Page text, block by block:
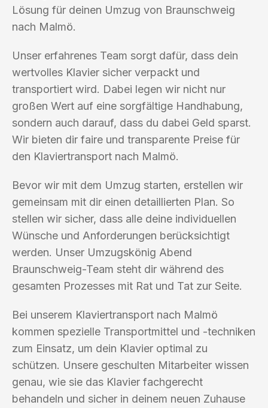
Lösung für deinen Umzug von Braunschweig
nach Malmö.
Unser erfahrenes Team sorgt dafür, dass dein
wertvolles Klavier sicher verpackt und
transportiert wird. Dabei legen wir nicht nur
großen Wert auf eine sorgfältige Handhabung,
sondern auch darauf, dass du dabei Geld sparst.
Wir bieten dir faire und transparente Preise für
den Klaviertransport nach Malmö.
Bevor wir mit dem Umzug starten, erstellen wir
gemeinsam mit dir einen detaillierten Plan. So
stellen wir sicher, dass alle deine individuellen
Wünsche und Anforderungen berücksichtigt
werden. Unser Umzugskönig Abend
Braunschweig-Team steht dir während des
gesamten Prozesses mit Rat und Tat zur Seite.
Bei unserem Klaviertransport nach Malmö
kommen spezielle Transportmittel und -techniken
zum Einsatz, um dein Klavier optimal zu
schützen. Unsere geschulten Mitarbeiter wissen
genau, wie sie das Klavier fachgerecht
behandeln und sicher in deinem neuen Zuhause